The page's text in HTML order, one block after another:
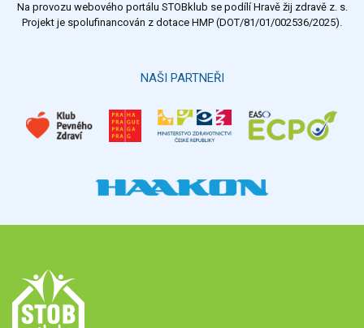
Výsledky Všechny ankety
Na provozu webového portálu STOBklub se podílí Hravě žij zdravě z. s.
Projekt je spolufinancován z dotace HMP (DOT/81/01/002536/2025).
NAŠI PARTNEŘI